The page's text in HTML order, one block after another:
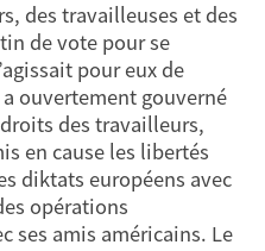
des travailleuses et des
de vote pour se
pour eux de
ouvertement gouverné
des travailleurs,
en cause les libertés
diktats européens avec
opérations
ses amis américains. Le